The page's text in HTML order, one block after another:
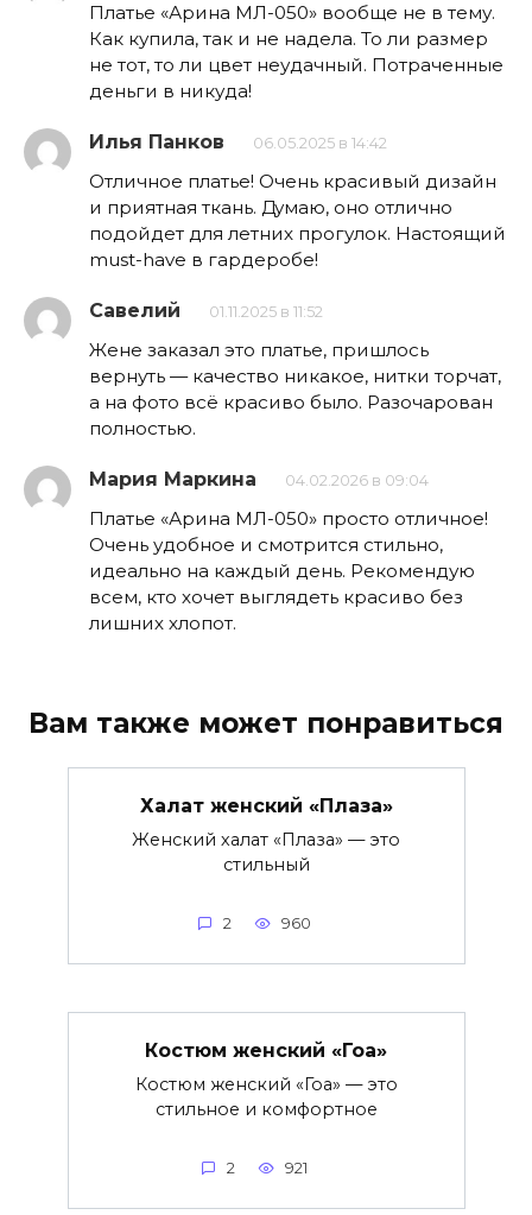
Платье «Арина МЛ-050» вообще не в тему.
Как купила, так и не надела. То ли размер
не тот, то ли цвет неудачный. Потраченные
деньги в никуда!
Илья Панков 06.05.2025 в 14:42
Отличное платье! Очень красивый дизайн
и приятная ткань. Думаю, оно отлично
подойдет для летних прогулок. Настоящий
must-have в гардеробе!
Савелий 01.11.2025 в 11:52
Жене заказал это платье, пришлось
вернуть — качество никакое, нитки торчат,
а на фото всё красиво было. Разочарован
полностью.
Мария Маркина 04.02.2026 в 09:04
Платье «Арина МЛ-050» просто отличное!
Очень удобное и смотрится стильно,
идеально на каждый день. Рекомендую
всем, кто хочет выглядеть красиво без
лишних хлопот.
Вам также может понравиться
Халат женский «Плаза»
Женский халат «Плаза» — это
стильный
2 960
Костюм женский «Гоа»
Костюм женский «Гоа» — это
стильное и комфортное
2 921